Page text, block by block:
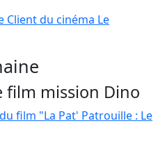
Client du cinéma Le
film mission Dino
film "La Pat' Patrouille : Le